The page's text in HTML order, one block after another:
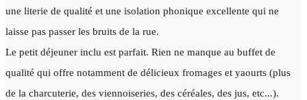
une literie de qualité et une isolation phonique excellente qui ne
laisse pas passer les bruits de la rue.
Le petit déjeuner inclu est parfait. Rien ne manque au buffet de
qualité qui offre notamment de délicieux fromages et yaourts (plus
de la charcuterie, des viennoiseries, des céréales, des jus, etc...).